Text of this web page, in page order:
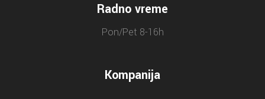
Radno vreme
Pon/Pet 8-16h
Kompanija